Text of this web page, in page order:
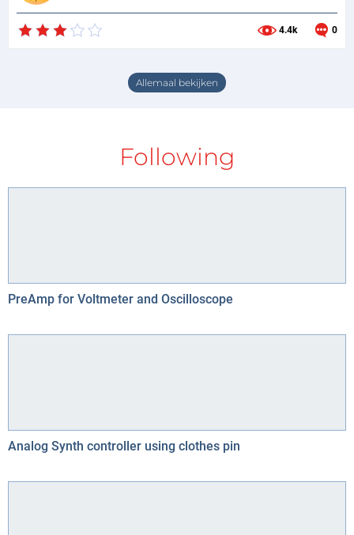
4.4k 0
Allemaal bekijken
Following
PreAmp for Voltmeter and Oscilloscope
Analog Synth controller using clothes pin